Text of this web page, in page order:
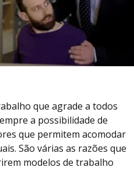
que agrade a todos
a possibilidade de
que permitem acomodar
São várias as razões que
modelos de trabalho